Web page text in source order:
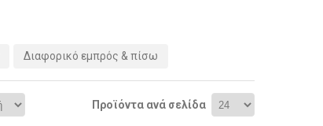
Διαφορικό εμπρός & πίσω
Προϊόντα ανά σελίδα